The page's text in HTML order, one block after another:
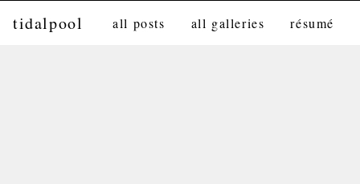
tidalpool all posts all galleries résumé